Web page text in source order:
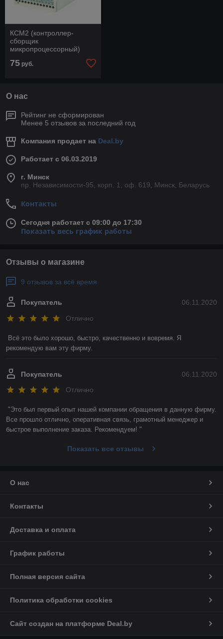
КСМ2 (контроллер-
сборщик
микропроцессорный)
75 руб.
О нас
Рейтинг не сформирован
Менее 5 отзывов за последний год
Компания продает на Deal.by
Работает с 06.03.2019
г. Минск
пр. Независимости-95, корп. 1, оф. 619, Минск, Беларусь
Контакты
Сегодня работает с 09:00 до 17:30
Показать весь график работы
Отзывы о магазине
9 отзывов за всё время
06.11.2020
Покупатель
Отлично
Всё это было хорошо, быстро, качественно и вовремя. Я
рекомендую вам эту фирму.
06.11.2020
Покупатель
Отлично
"Это был первый опыт нашей компании обращения в данную фирму.
Все прошло отлично, оперативная связь, грамотный менеджер и
быстрое выполнение заказа. Рекомендуем! "
Показать все отзывы
О нас
Контакты
Доставка и оплата
График работы
Полная версия сайта
Политика обработки cookies
Сайт создан на платформе Deal.by